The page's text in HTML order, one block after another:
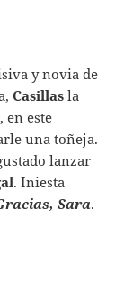
y novia de
Casillas la
en este
una toñeja.
lanzar
. Iniesta
Sara.